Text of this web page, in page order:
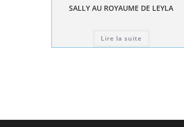
SALLY AU ROYAUME DE LEYLA
Lire la suite